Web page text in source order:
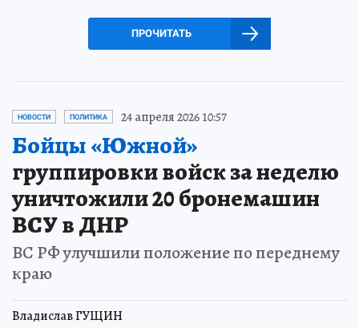
ПРОЧИТАТЬ
НОВОСТИ ПОЛИТИКА 24 апреля 2026 10:57
Бойцы «Южной»
группировки войск за неделю
уничтожили 20 бронемашин
ВСУ в ДНР
ВС РФ улучшили положение по переднему
краю
Владислав ГУЩИН